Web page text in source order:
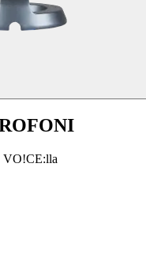
VO!CE:lla